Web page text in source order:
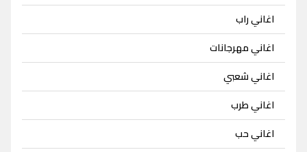
اغاني راب
اغاني مهرجانات
اغاني شعبي
اغاني طرب
اغاني حب